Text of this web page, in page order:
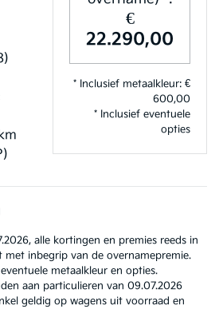
€
22.290,00
* Inclusief metaalkleur: €
600,00
* Inclusief eventuele
opties
alle kortingen en premies reeds in
met inbegrip van de overnamepremie.
metaalkleur en opties.
aan particulieren van 09.07.2026
geldig op wagens uit voorraad en